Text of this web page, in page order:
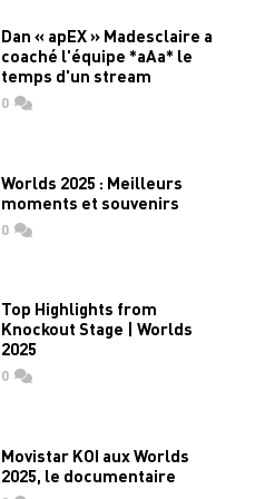
Dan « apEX » Madesclaire a
coaché l'équipe *aAa* le
temps d'un stream
0commentaires
Worlds 2025 : Meilleurs
moments et souvenirs
0commentaires
Top Highlights from
Knockout Stage | Worlds
2025
0commentaires
Movistar KOI aux Worlds
2025, le documentaire